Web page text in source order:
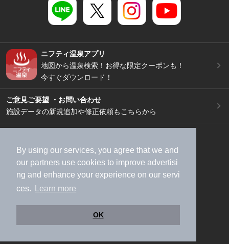
By using our services, you agree that we and
our partners use cookies to improve advertisi
ng and enhance your experience on our servi
ces.
Learn more
OK
ニフティ温泉アプリ
地図から温泉検索！お得な限定クーポンも！
今すぐダウンロード！
ご意見ご要望 ・お問い合わせ
施設データの新規追加や修正依頼もこちらから
加盟店募集（資料請求）
広告出稿のご案内
利用規約
ライフスタイルMEMBERS+規約
特定商取引法に基づく表記
ヘルプ
採用情報
運営会社